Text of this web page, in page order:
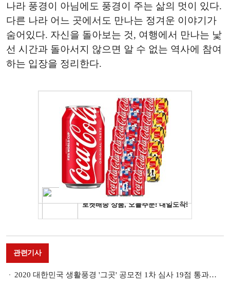
나라 풍경이 아님에도 풍경이 주는 삶의 멋이 있다.
다른 나라 어느 곳에서도 만나는 정겨운 이야기가
숨어있다. 자신을 돌아보는 것, 여행에서 만나는 낯
선 시간과 돌아서지 않으면 알 수 없는 역사에 참여
하는 입장을 정리한다.
관련기사
2020 대한민국 생활풍경 '그곳' 공모전 1차 심사 19점 통과…5월 8일부터 삼청동 정수아트센터서 본심·전시